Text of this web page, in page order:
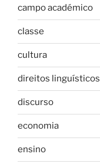
campo académico
classe
cultura
direitos linguísticos
discurso
economia
ensino